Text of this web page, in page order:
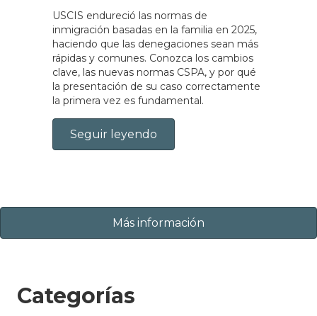
USCIS endureció las normas de
inmigración basadas en la familia en 2025,
haciendo que las denegaciones sean más
rápidas y comunes. Conozca los cambios
clave, las nuevas normas CSPA, y por qué
la presentación de su caso correctamente
la primera vez es fundamental.
Seguir leyendo
Más información
Categorías